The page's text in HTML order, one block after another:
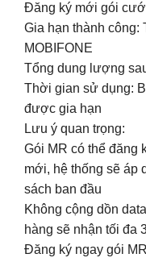
Đăng ký mới gói
Gia hạn thành công:
MOBIFONE
Tổng dung lượng
Thời gian sử dụng:
được gia hạn
Lưu ý quan trọng:
Gói MR có thể đăng
mới, hệ thống sẽ áp
sách ban đầu
Không cộng dồn
hàng sẽ nhận tối đa
Đăng ký ngay gói